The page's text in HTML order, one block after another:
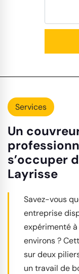
Services
Un
s’occuper
Layrisse
Savez-vous
entreprise
expérimenté à
environs ?
sur deux
un travail de